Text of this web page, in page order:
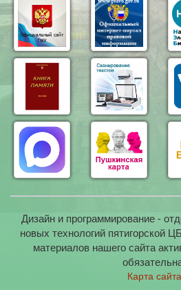
Дизайн и программирование -
новых технологий пятигорской
материалов нашего сайта
Карта сайта